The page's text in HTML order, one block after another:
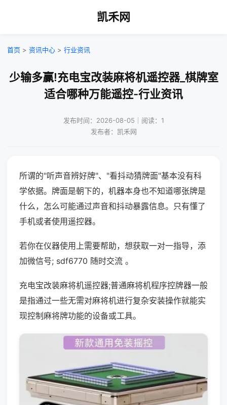
凯禾网
首页 > 资讯中心 > 行业资讯
少输多赢!充电宝改装麻将机遥控器_棋牌室
适合哪种万能遥控-行业资讯
发布时间：2026-08-05｜阅读：1
发布者：凯禾网
所谓的"听声音辨好牌"、"看抖动猜牌面"基本没有科
学依据。牌面是朝下的，机器本身也不知道哪张牌是
什么，怎么可能通过声音和抖动暴露信息。只有懂了
手机或者使用遥控器。
若你在仪器使用上需要帮助，想获取一对一指导，添
加微信号; sdf6770 随时交流 。
充电宝改装麻将机遥控器;普通麻将机程序控牌器一般
是指通过一些无需对麻将机进行复杂安装操作就能实
现控制麻将牌功能的设备或工具。